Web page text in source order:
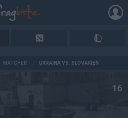
MATCHER UKRAINA VS. SLOVAKIEN
16